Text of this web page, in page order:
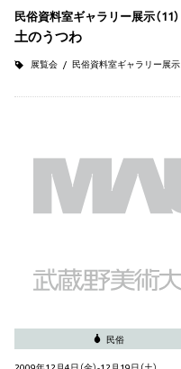
民俗資料室ギャラリー展示（11）
土のうつわ
展覧会 民俗資料室ギャラリー展示
民俗